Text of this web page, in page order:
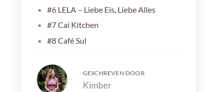
#6 LELA – Liebe Eis, Liebe Alles
#7 Cai Kitchen
#8 Café Sul
#10 Yume Ramen
#11 Farina di Nonna
GESCHREVEN DOOR
Kimber